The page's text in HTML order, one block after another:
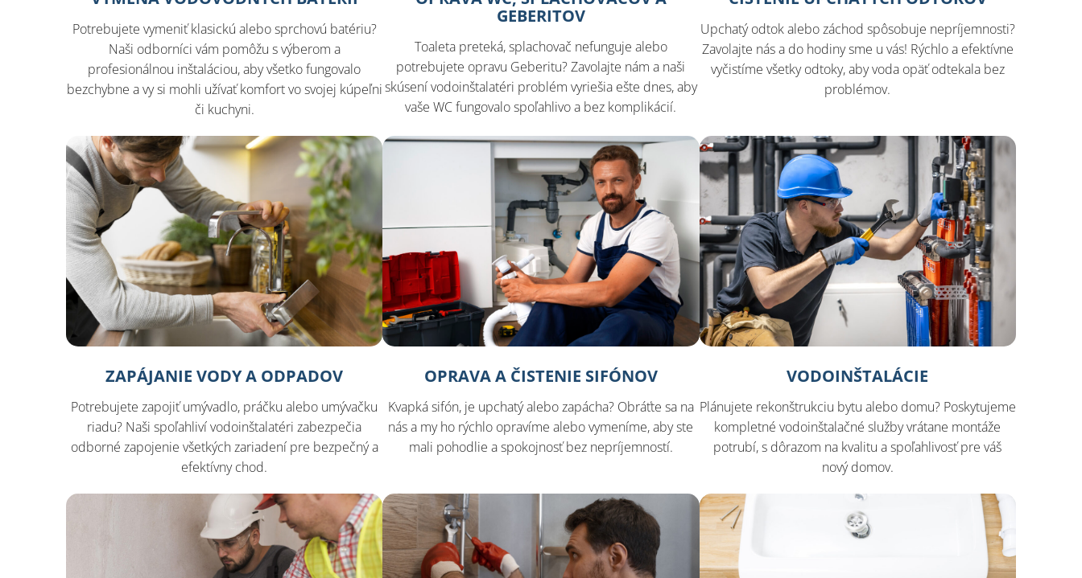
Potrebujete vymeniť klasickú alebo sprchovú batériu?
Naši odborníci vám pomôžu s výberom a
profesionálnou inštaláciou, aby všetko fungovalo
bezchybne a vy si mohli užívať komfort vo svojej kúpeľni
či kuchyni.
GEBERITOV
Toaleta preteká, splachovač nefunguje alebo
potrebujete opravu Geberitu? Zavolajte nám a naši
skúsení vodoinštalatéri problém vyriešia ešte dnes, aby
vaše WC fungovalo spoľahlivo a bez komplikácií.
Upchatý odtok alebo záchod spôsobuje nepríjemnosti?
Zavolajte nás a do hodiny sme u vás! Rýchlo a efektívne
vyčistíme všetky odtoky, aby voda opäť odtekala bez
problémov.
ZAPÁJANIE VODY A ODPADOV
Potrebujete zapojiť umývadlo, práčku alebo umývačku
riadu? Naši spoľahliví vodoinštalatéri zabezpečia
odborné zapojenie všetkých zariadení pre bezpečný a
efektívny chod.
OPRAVA A ČISTENIE SIFÓNOV
Kvapká sifón, je upchatý alebo zapácha? Obráťte sa na
nás a my ho rýchlo opravíme alebo vymeníme, aby ste
mali pohodlie a spokojnosť bez nepríjemností.
VODOINŠTALÁCIE
Plánujete rekonštrukciu bytu alebo domu? Poskytujeme
kompletné vodoinštalačné služby vrátane montáže
potrubí, s dôrazom na kvalitu a spoľahlivosť pre váš
nový domov.